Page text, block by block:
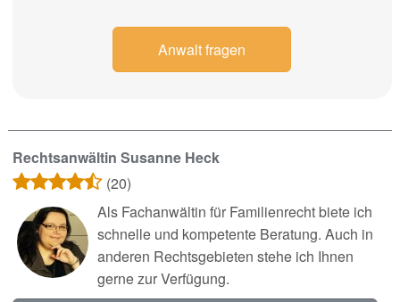
Anwalt fragen
Rechtsanwältin Susanne Heck
(20)
Als Fachanwältin für Familienrecht biete ich
schnelle und kompetente Beratung. Auch in
anderen Rechtsgebieten stehe ich Ihnen
gerne zur Verfügung.